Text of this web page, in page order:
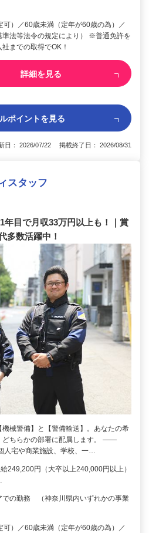
可）／60歳未満（定年が60歳の為）／
法等法令の規定により） ※普通免許を
までの取得でOK！
詳細を見る
ポイントを見る
日： 2026/07/22 掲載終了日： 2026/08/31
スタッフ
年目で月収33万円以上も！｜賞
多数活躍中！
械警備】と【警備輸送】。あなたの希
どちらかの部署に配属します。 ――
人宅や商業施設、学校、一…
249,200円（大卒以上240,000円以上）
での勤務 （神奈川県内いずれかの事業
可）／60歳未満（定年が60歳の為）／